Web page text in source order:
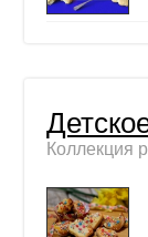
Коллекция